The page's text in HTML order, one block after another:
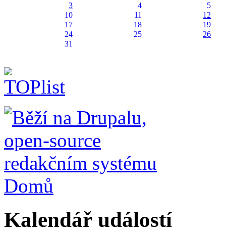
3 4
5
10
11
12
17
18
19
24
25
26
31
Domů
Kalendář událostí